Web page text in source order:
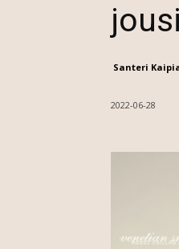
Santeri
2022-06-28